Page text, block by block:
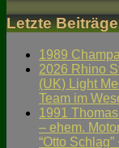
Letzte Beiträge
1989
2026 Rhino
(UK) Light
Team im
1991
– ehem.
“Otto